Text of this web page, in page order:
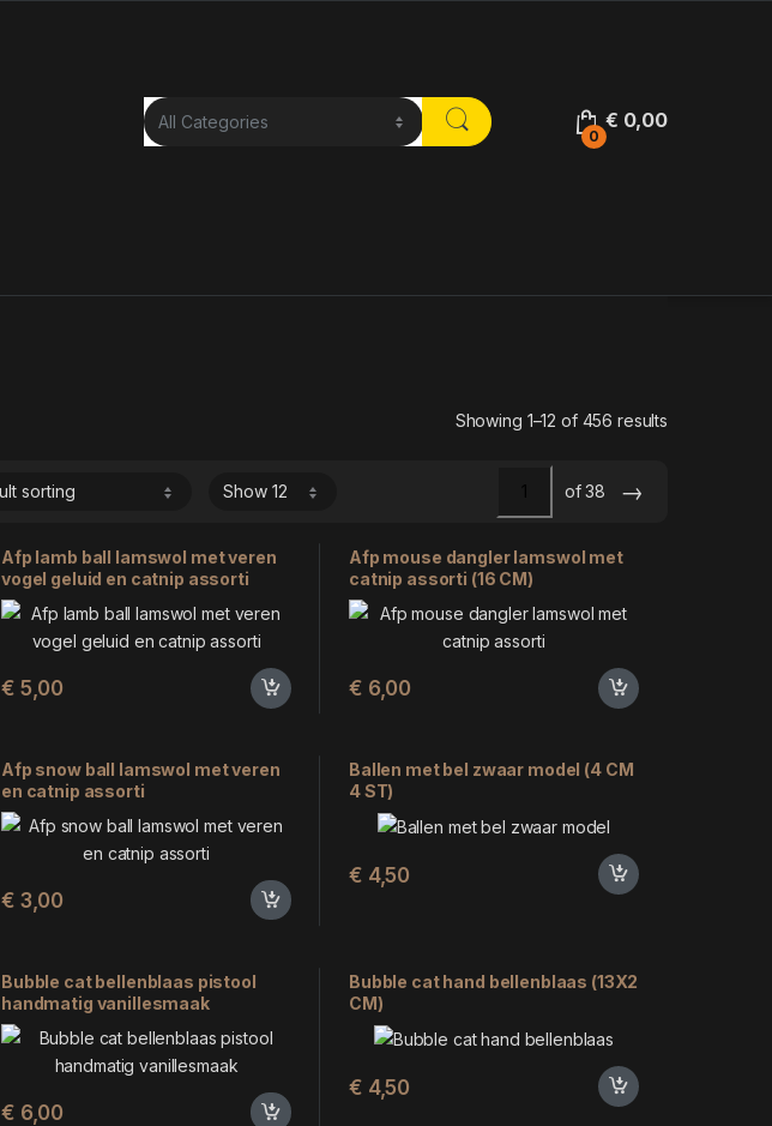
0
€ 0,00
Showing 1–12 of 456 results
of 38 →
Afp lamb ball lamswol met veren
vogel geluid en catnip assorti
(5X5X3 CM)
€ 5,00
Afp mouse dangler lamswol met
catnip assorti (16 CM)
€ 6,00
Afp snow ball lamswol met veren
en catnip assorti
€ 3,00
Ballen met bel zwaar model (4 CM
4 ST)
€ 4,50
Bubble cat bellenblaas pistool
handmatig vanillesmaak
€ 6,00
Bubble cat hand bellenblaas (13X2
CM)
€ 4,50